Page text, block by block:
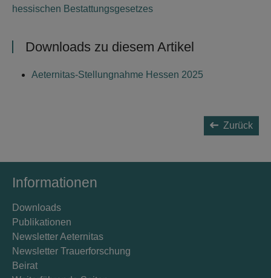
hessischen Bestattungsgesetzes
Downloads zu diesem Artikel
Aeternitas-Stellungnahme Hessen 2025
Zurück
Informationen
Downloads
Publikationen
Newsletter Aeternitas
Newsletter Trauerforschung
Beirat